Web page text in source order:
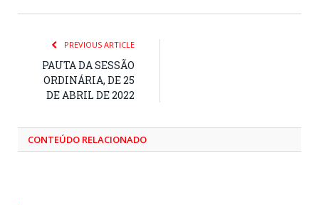
PREVIOUS ARTICLE
PAUTA DA SESSÃO
ORDINÁRIA, DE 25
DE ABRIL DE 2022
CONTEÚDO RELACIONADO